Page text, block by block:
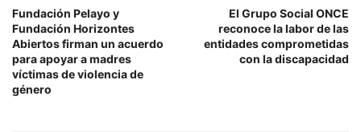
Fundación Pelayo y
Fundación Horizontes
Abiertos firman un acuerdo
para apoyar a madres
víctimas de violencia de
género
El Grupo Social ONCE
reconoce la labor de las
entidades comprometidas
con la discapacidad